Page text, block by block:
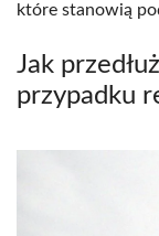
które stanowią
Jak
przypadku